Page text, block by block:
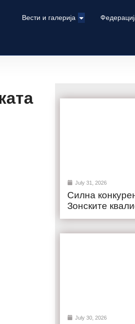
Вести и галерија
July 31, 2026
Силна
Зонските
July 30, 2026